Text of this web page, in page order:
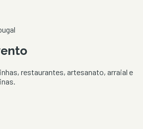
restaurantes, artesanato, arraial e